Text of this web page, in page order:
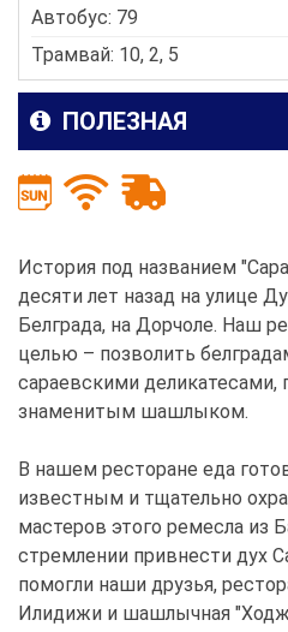
Автобус: 79
Трамвай: 10, 2, 5
ПОЛЕЗНАЯ
История под названием
десяти лет назад на улице
Белграда, на Дорчоле. Наш
целью – позволить
сараевскими деликатесами,
знаменитым шашлыком.
В нашем ресторане еда
известным и тщательно
мастеров этого ремесла
стремлении привнести дух
помогли наши друзья,
Илидижи и шашлычная